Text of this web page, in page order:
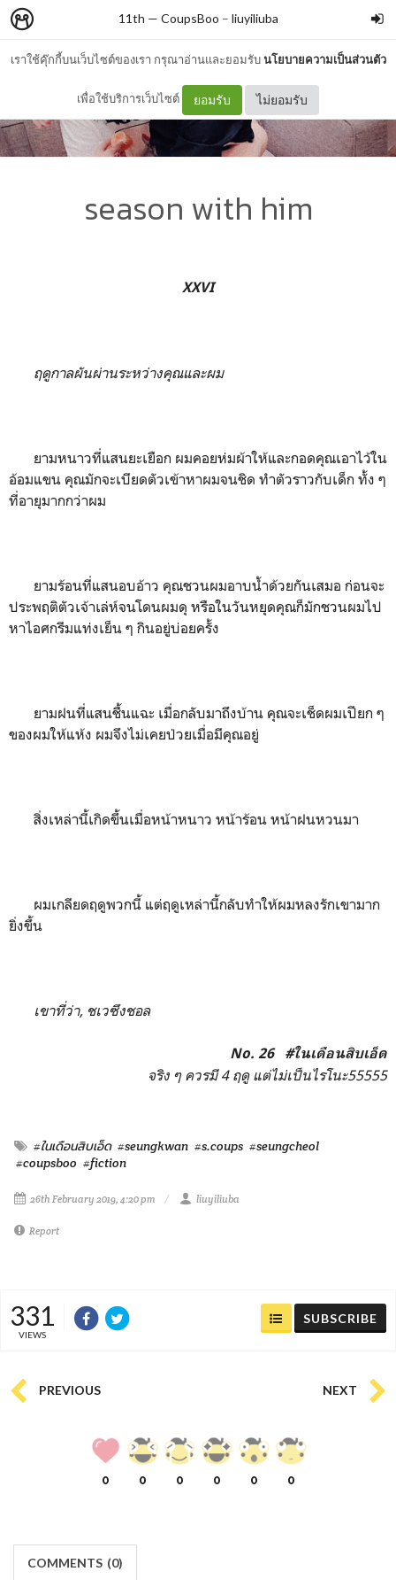
เราใช้คุ๊กกี้บนเว็บไซต์ของเรา กรุณาอ่านและยอมรับนโยบายความเป็นส่วนตัว
เพื่อใช้บริการเว็บไซต์ ยอมรับ ไม่ยอมรับ
11th — CoupsBoo – liuyiliuba
season with him
XXVI
ฤดูกาลผันผ่านระหว่างคุณและผม
ยามหนาวที่แสนยะเยือก ผมคอยห่มผ้าให้และกอดคุณเอาไว้ใน
อ้อมแขน คุณมักจะเบียดตัวเข้าหาผมจนชิด ทำตัวราวกับเด็ก ทั้ง ๆ
ที่อายุมากกว่าผม
ยามร้อนที่แสนอบอ้าว คุณชวนผมอาบน้ำด้วยกันเสมอ ก่อนจะ
ประพฤติตัวเจ้าเล่ห์จนโดนผมดุ หรือในวันหยุดคุณก็มักชวนผมไป
หาไอศกรีมแท่งเย็น ๆ กินอยู่บ่อยครั้ง
ยามฝนที่แสนชื้นแฉะ เมื่อกลับมาถึงบ้าน คุณจะเช็ดผมเปียก ๆ
ของผมให้แห้ง ผมจึงไม่เคยป่วยเมื่อมีคุณอยู่
สิ่งเหล่านี้เกิดขึ้นเมื่อหน้าหนาว หน้าร้อน หน้าฝนหวนมา
ผมเกลียดฤดูพวกนี้ แต่ฤดูเหล่านี้กลับทำให้ผมหลงรักเขามาก
ยิ่งขึ้น
เขาที่ว่า, ชเวซึงชอล
No. 26 #ในเดือนสิบเอ็ด
จริง ๆ ควรมี 4 ฤดู แต่ไม่เป็นไรโนะ55555
#ในเดือนสิบเอ็ด #seungkwan #s.coups #seungcheol
#coupsboo #fiction
26th February 2019, 4:20 pm liuyiliuba
Report
331
VIEWS
SUBSCRIBE
PREVIOUS NEXT
0 0 0 0 0 0
COMMENTS (0)